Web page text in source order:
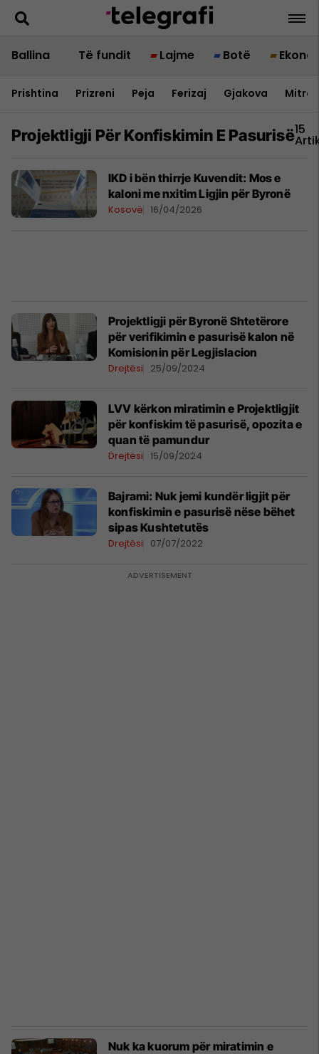
Ballina Të fundit Lajme Botë
Prishtina Prizreni Peja Ferizaj Gjakova
Projektligji Për Konfiskimin E Pasurisë15
IKD i bën thirrje Kuvendit: Mos e
kaloni me nxitim Ligjin për Byronë
Kosovë 16/04/2026
Projektligji për Byronë Shtetërore
për verifikimin e pasurisë kalon në
Komisionin për Legjislacion
Drejtësi 25/09/2024
​LVV kërkon miratimin e Projektligjit
për konfiskim të pasurisë, opozita e
quan të pamundur
Drejtësi 15/09/2024
Bajrami: Nuk jemi kundër ligjit për
konfiskimin e pasurisë nëse bëhet
sipas Kushtetutës
Drejtësi 07/07/2022
Nuk ka kuorum për miratimin e